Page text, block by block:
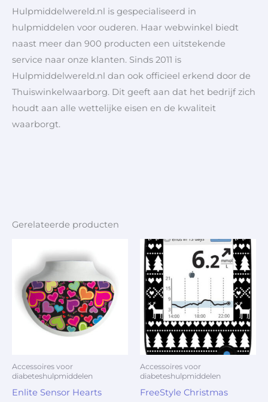
Hulpmiddelwereld.nl is gespecialiseerd in
hulpmiddelen voor ouderen. Haar webwinkel biedt
naast meer dan 900 producten een uitstekende
service naar onze klanten. Sinds 2011 is
Hulpmiddelwereld.nl dan ook officieel erkend door de
Thuiswinkelwaarborg. Dit geeft aan dat het bedrijf zich
houdt aan alle wettelijke eisen en de kwaliteit
waarborgt.
Gerelateerde producten
Accessoires voor
diabeteshulpmiddelen
Enlite Sensor Hearts
Accessoires voor
diabeteshulpmiddelen
FreeStyle Christmas